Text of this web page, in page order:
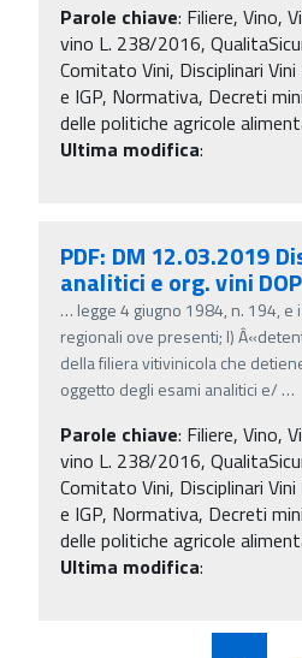
Parole chiave: Filiere, Vino,
vino L. 238/2016,
Comitato Vini, Disciplinari Vini
e IGP, Normativa, Decreti
delle politiche agricole
Ultima modifica:
PDF: DM 12.03.2019
analitici e org. vini
… legge 4 giugno 1984, n. 194, e
regionali ove presenti; l)
della filiera vitivinicola che
oggetto degli esami analitici e/ …
Parole chiave: Filiere, Vino,
vino L. 238/2016,
Comitato Vini, Disciplinari Vini
e IGP, Normativa, Decreti
delle politiche agricole
Ultima modifica: